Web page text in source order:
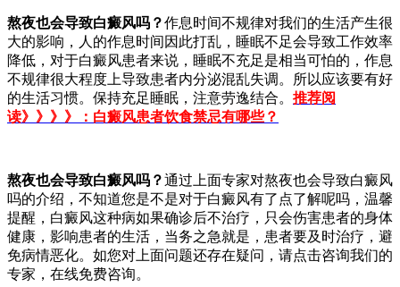
熬夜也会导致白癜风吗？作息时间不规律对我们的生活产生很
大的影响，人的作息时间因此打乱，睡眠不足会导致工作效率
降低，对于白癜风患者来说，睡眠不充足是相当可怕的，作息
不规律很大程度上导致患者内分泌混乱失调。所以应该要有好
的生活习惯。保持充足睡眠，注意劳逸结合。 推荐阅
读》》》》：白癜风患者饮食禁忌有哪些？
熬夜也会导致白癜风吗？通过上面专家对熬夜也会导致白癜风
吗的介绍，不知道您是不是对于白癜风有了点了解呢吗，温馨
提醒，白癜风这种病如果确诊后不治疗，只会伤害患者的身体
健康，影响患者的生活，当务之急就是，患者要及时治疗，避
免病情恶化。如您对上面问题还存在疑问，请点击咨询我们的
专家，在线免费咨询。